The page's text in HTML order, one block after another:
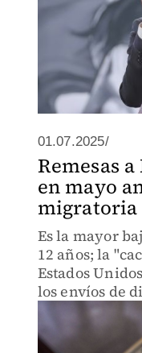
01.07.2025/
Remesas
en mayo
migratoria
Es la mayor
12 años; la
Estados
los envíos de